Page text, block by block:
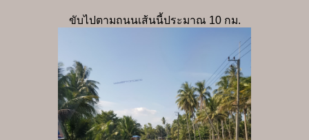
ขับไปตามถนนเส้นนี้ประมาณ 10 กม.